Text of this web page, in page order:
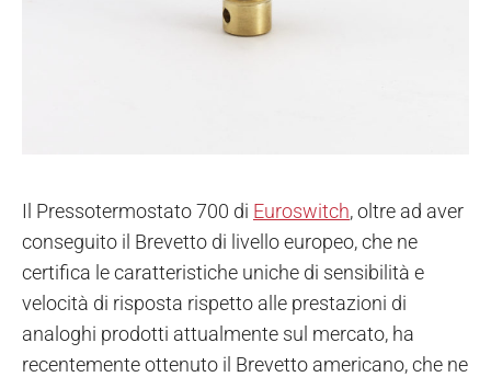
Il Pressotermostato 700 di Euroswitch, oltre ad aver
conseguito il Brevetto di livello europeo, che ne
certifica le caratteristiche uniche di sensibilità e
velocità di risposta rispetto alle prestazioni di
analoghi prodotti attualmente sul mercato, ha
recentemente ottenuto il Brevetto americano, che ne